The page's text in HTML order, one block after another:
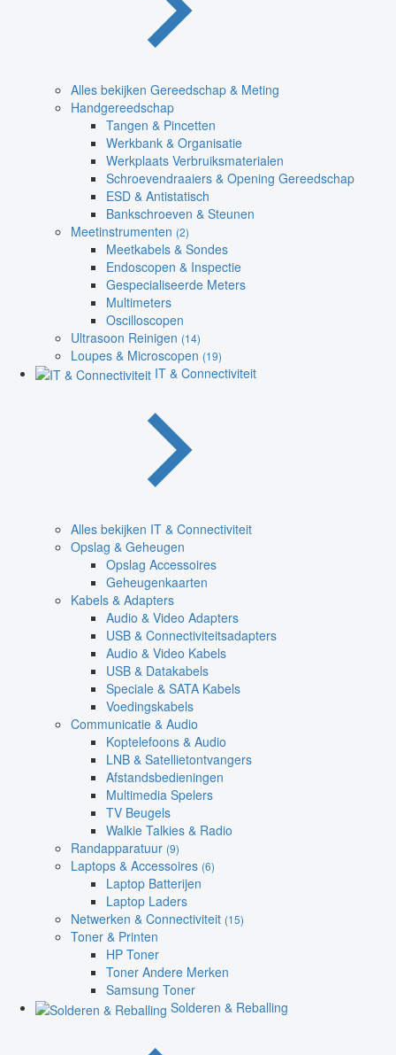
Alles bekijken Gereedschap & Meting
Handgereedschap
Tangen & Pincetten
Werkbank & Organisatie
Werkplaats Verbruiksmaterialen
Schroevendraaiers & Opening Gereedschap
ESD & Antistatisch
Bankschroeven & Steunen
Meetinstrumenten (2)
Meetkabels & Sondes
Endoscopen & Inspectie
Gespecialiseerde Meters
Multimeters
Oscilloscopen
Ultrasoon Reinigen (14)
Loupes & Microscopen (19)
IT & Connectiviteit
Alles bekijken IT & Connectiviteit
Opslag & Geheugen
Opslag Accessoires
Geheugenkaarten
Kabels & Adapters
Audio & Video Adapters
USB & Connectiviteitsadapters
Audio & Video Kabels
USB & Datakabels
Speciale & SATA Kabels
Voedingskabels
Communicatie & Audio
Koptelefoons & Audio
LNB & Satellietontvangers
Afstandsbedieningen
Multimedia Spelers
TV Beugels
Walkie Talkies & Radio
Randapparatuur (9)
Laptops & Accessoires (6)
Laptop Batterijen
Laptop Laders
Netwerken & Connectiviteit (15)
Toner & Printen
HP Toner
Toner Andere Merken
Samsung Toner
Solderen & Reballing